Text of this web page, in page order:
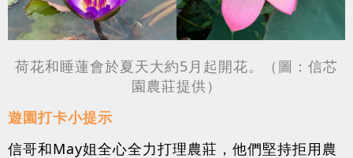
荷花和睡蓮會於夏天大約5月起開花。（圖：信芯
園農莊提供）
遊園打卡小提示
信哥和May姐全心全力打理農莊，他們堅持拒用農